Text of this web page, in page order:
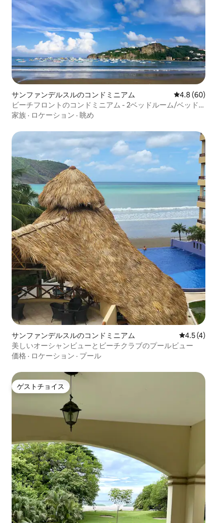
サンファンデルスルのコンドミニアム レビュー60
4.8 (60)
ビーチフロントのコンドミニアム - 2ベッドルーム/ベッド4
台/バスルーム2 - 6人用
家族 · ロケーション · 眺め
サンファンデルスルのコンドミニアム レビュー4
4.5 (4)
美しいオーシャンビューとビーチクラブのプールビュー
価格 · ロケーション · プール
ゲストチョイス
ゲストチョイス